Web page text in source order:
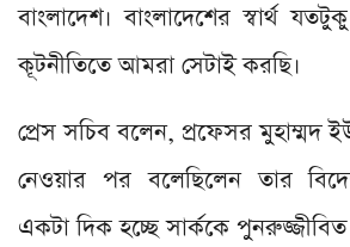
বাংলাদেশ। বাংলাদেশের স্বার্থ
কূটনীতিতে আমরা সেটাই করছি।
প্রেস সচিব বলেন, প্রফেসর
নেওয়ার পর বলেছিলেন তার
একটা দিক হচ্ছে সার্ককে